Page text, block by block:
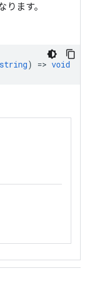
ます。
string) => void